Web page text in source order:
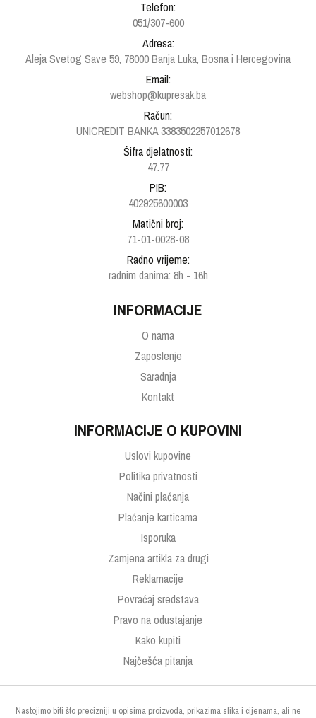
Telefon:
051/307-600
Adresa:
Aleja Svetog Save 59, 78000 Banja Luka, Bosna i Hercegovina
Email:
webshop@kupresak.ba
Račun:
UNICREDIT BANKA 3383502257012678
Šifra djelatnosti:
47.77
PIB:
402925600003
Matični broj:
71-01-0028-08
Radno vrijeme:
radnim danima: 8h - 16h
INFORMACIJE
O nama
Zaposlenje
Saradnja
Kontakt
INFORMACIJE O KUPOVINI
Uslovi kupovine
Politika privatnosti
Načini plaćanja
Plaćanje karticama
Isporuka
Zamjena artikla za drugi
Reklamacije
Povraćaj sredstava
Pravo na odustajanje
Kako kupiti
Najčešća pitanja
Nastojimo biti što precizniji u opisima proizvoda, prikazima slika i cijenama, ali ne